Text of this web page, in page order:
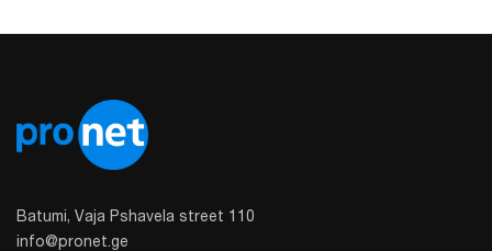
Batumi, Vaja Pshavela street 110
info@pronet.ge